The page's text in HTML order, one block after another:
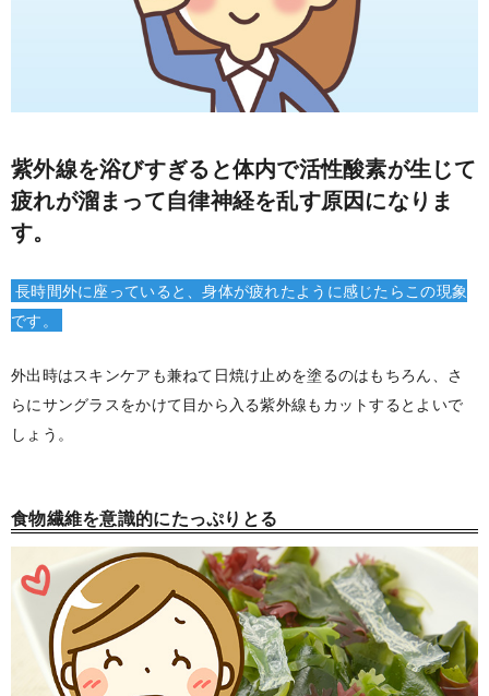
紫外線を浴びすぎると体内で活性酸素が生じて
疲れが溜まって自律神経を乱す原因になりま
す。
長時間外に座っていると、身体が疲れたように感じたらこの現象
です。
外出時はスキンケアも兼ねて日焼け止めを塗るのはもちろん、さ
らにサングラスをかけて目から入る紫外線もカットするとよいで
しょう。
食物繊維を意識的にたっぷりとる